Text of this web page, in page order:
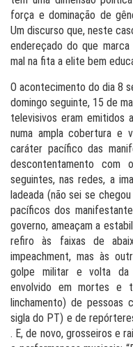
força e dominação de
Um discurso que, neste
endereçado do que
mal na fita a elite bem
O acontecimento do dia 8
domingo seguinte, 15 de
televisivos eram emitidos
numa ampla cobertura e
caráter pacífico das
descontentamento
seguintes, nas redes, a
ladeada (não sei se
pacíficos dos
governo, ameaçam a
refiro às faixas de
impeachment, mas às
golpe militar e volta da
envolvido em mortes e
linchamento) de pessoas
sigla do PT) e de
. E, de novo, grosseiros e